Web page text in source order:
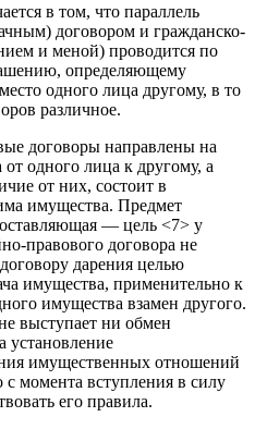
в том, что параллель
договором и гражданско-
и меной) проводится по
определяющему
одного лица другому, в то
различное.
договоры направлены на
одного лица к другому, а
от них, состоит в
имущества. Предмет
— цель <7> у
правового договора не
дарения целью
имущества, применительно к
имущества взамен другого.
выступает ни обмен
установление
имущественных отношений
с момента вступления в силу
его правила.